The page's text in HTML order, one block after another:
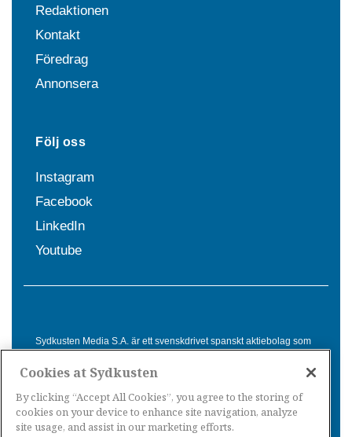
Redaktionen
Kontakt
Föredrag
Annonsera
Följ oss
Instagram
Facebook
LinkedIn
Youtube
Sydkusten Media S.A. är ett svenskdrivet spanskt aktiebolag som
Spanien. Genom nyhetsbevakning av hela Spanien, med bas på
informationsförmedling för svenskar i Spanien.
Cookies at Sydkusten
By clicking “Accept All Cookies”, you agree to the storing of
cookies on your device to enhance site navigation, analyze
site usage, and assist in our marketing efforts.